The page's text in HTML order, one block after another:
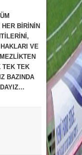
BİRİNİN
VE
TEK TEK
BAZINDA